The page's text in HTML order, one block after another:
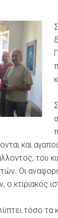
και
του
Οι
ο κτιριακός
τόσο